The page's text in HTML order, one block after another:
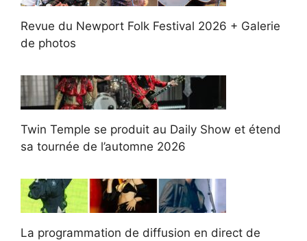
Revue du Newport Folk Festival 2026 + Galerie
de photos
Twin Temple se produit au Daily Show et étend
sa tournée de l’automne 2026
La programmation de diffusion en direct de